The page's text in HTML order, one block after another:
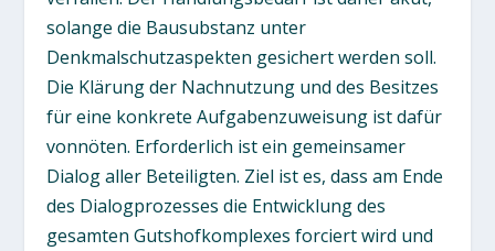
solange die Bausubstanz unter
Denkmalschutzaspekten gesichert werden soll.
Die Klärung der Nachnutzung und des Besitzes
für eine konkrete Aufgabenzuweisung ist dafür
vonnöten. Erforderlich ist ein gemeinsamer
Dialog aller Beteiligten. Ziel ist es, dass am Ende
des Dialogprozesses die Entwicklung des
gesamten Gutshofkomplexes forciert wird und